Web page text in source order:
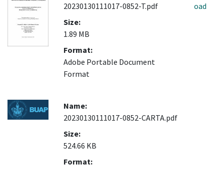
20230130111017-0852-T.pdf
Size:
1.89 MB
Format:
Adobe Portable Document
Format
oad
Name:
20230130111017-0852-CARTA.pdf
Size:
524.66 KB
Format: